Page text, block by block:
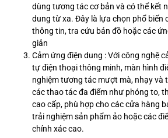
dùng tương tác cơ bản và có thể kết
dung từ xa. Đây là lựa chọn phổ biến
thông tin, tra cứu bản đồ hoặc các
giản
Cảm ứng điện dung : Với công nghệ
tự điện thoại thông minh, màn hình
nghiệm tương tác mượt mà, nhạy và
các thao tác đa điểm như phóng to,
cao cấp, phù hợp cho các cửa hàng
trải nghiệm sản phẩm ảo hoặc các
chính xác cao.